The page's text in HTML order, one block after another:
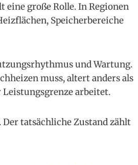
eine große Rolle. In Regionen
Speicherbereiche
und Wartung.
muss, altert anders als
Leistungsgrenze arbeitet.
tatsächliche Zustand zählt